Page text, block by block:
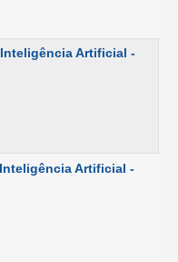
Artificial -
Artificial -